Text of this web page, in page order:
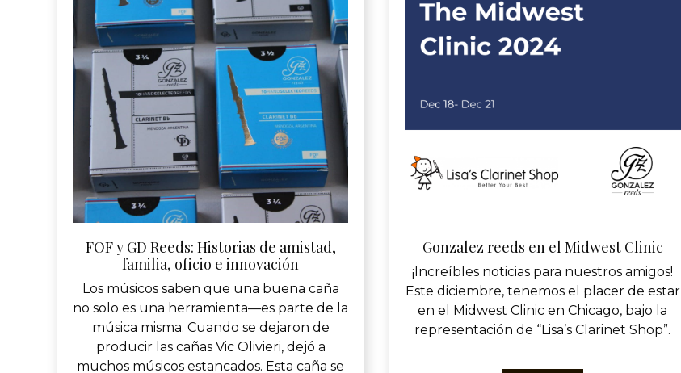
FOF y GD Reeds: Historias de amistad,
familia, oficio e innovación
Los músicos saben que una buena caña
no solo es una herramienta—es parte de la
música misma. Cuando se dejaron de
producir las cañas Vic Olivieri, dejó a
muchos músicos estancados. Esta caña se
Gonzalez reeds en el Midwest Clinic
¡Increíbles noticias para nuestros amigos!
Este diciembre, tenemos el placer de estar
en el Midwest Clinic en Chicago, bajo la
representación de “Lisa’s Clarinet Shop”.